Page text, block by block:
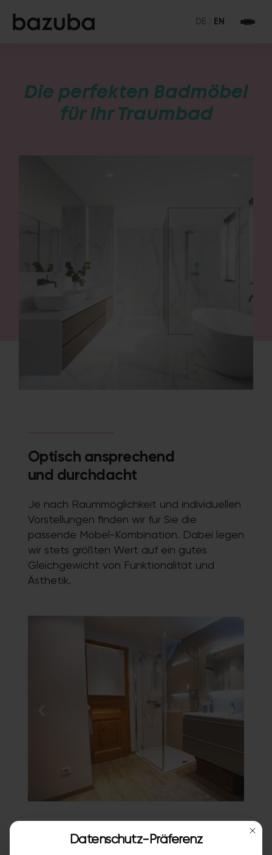
Die perfekten Badmöbel
für Ihr Traumbad
Optisch ansprechend
und durchdacht
Je nach Raummöglichkeit und individuellen
Vorstellungen finden wir für Sie die
passende Möbel-Kombination. Dabei legen
wir stets größten Wert auf ein gutes
Gleichgewicht von Funktionalität und
Ästhetik.
Mit
Datenschutz-Präferenz
EN